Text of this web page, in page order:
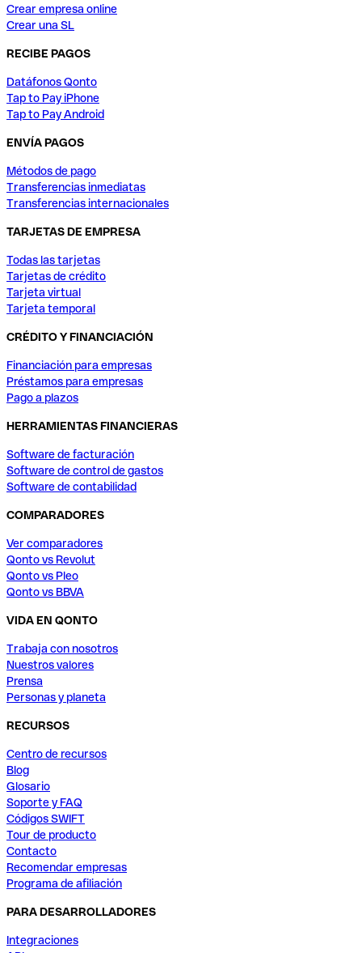
Crear empresa online
Crear una SL
RECIBE PAGOS
Datáfonos Qonto
Tap to Pay iPhone
Tap to Pay Android
ENVÍA PAGOS
Métodos de pago
Transferencias inmediatas
Transferencias internacionales
TARJETAS DE EMPRESA
Todas las tarjetas
Tarjetas de crédito
Tarjeta virtual
Tarjeta temporal
CRÉDITO Y FINANCIACIÓN
Financiación para empresas
Préstamos para empresas
Pago a plazos
HERRAMIENTAS FINANCIERAS
Software de facturación
Software de control de gastos
Software de contabilidad
COMPARADORES
Ver comparadores
Qonto vs Revolut
Qonto vs Pleo
Qonto vs BBVA
VIDA EN QONTO
Trabaja con nosotros
Nuestros valores
Prensa
Personas y planeta
RECURSOS
Centro de recursos
Blog
Glosario
Soporte y FAQ
Códigos SWIFT
Tour de producto
Contacto
Recomendar empresas
Programa de afiliación
PARA DESARROLLADORES
Integraciones